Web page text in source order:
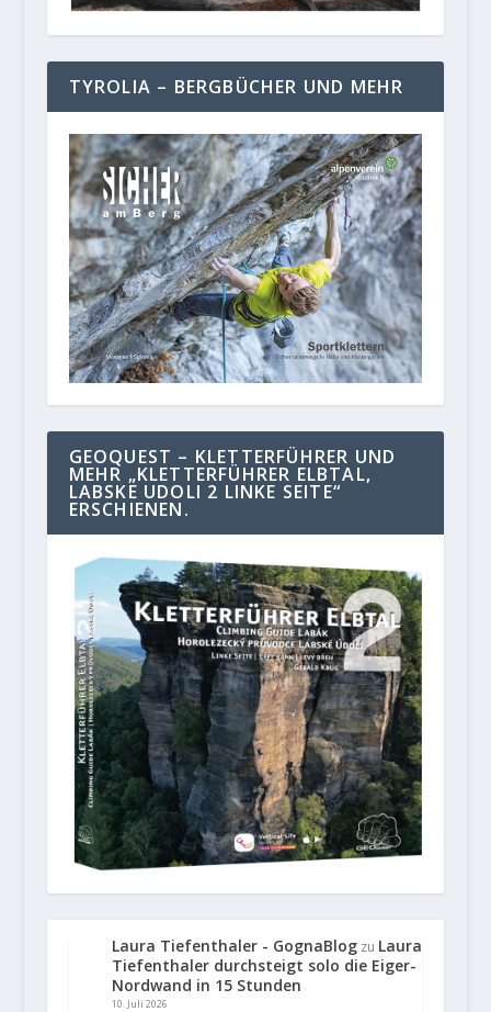
TYROLIA – BERGBÜCHER UND MEHR
GEOQUEST – KLETTERFÜHRER UND
MEHR „KLETTERFÜHRER ELBTAL,
LABSKE UDOLI 2 LINKE SEITE“
ERSCHIENEN.
Laura Tiefenthaler - GognaBlogzu Laura
Tiefenthaler durchsteigt solo die Eiger-
Nordwand in 15 Stunden
10. Juli 2026